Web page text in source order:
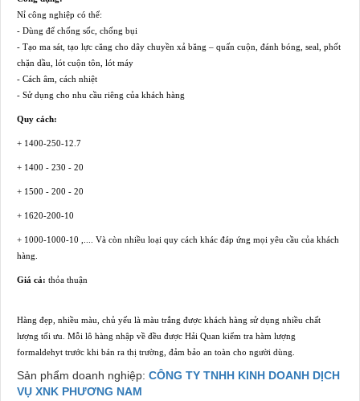
Nỉ công nghiệp có thể:
- Dùng để chống sốc, chống bụi
- Tạo ma sát, tạo lực căng cho dây chuyền xả băng – quấn cuộn, đánh bóng, seal, phốt
chặn dầu, lót cuộn tôn, lót máy
- Cách âm, cách nhiệt
- Sử dụng cho nhu cầu riêng của khách hàng
Quy cách:
+ 1400-250-12.7
+ 1400 - 230 - 20
+ 1500 - 200 - 20
+ 1620-200-10
+ 1000-1000-10 ,.... Và còn nhiều loại quy cách khác đáp ứng mọi yêu cầu của khách
hàng.
Giá cả: thỏa thuận
Hàng đẹp, nhiều màu, chủ yếu là màu trắng được khách hàng sử dụng nhiều chất
lượng tối ưu. Mỗi lô hàng nhập về đều được Hải Quan kiểm tra hàm lượng
formaldehyt trước khi bán ra thị trường, đảm bảo an toàn cho người dùng.
Sản phẩm doanh nghiệp: CÔNG TY TNHH KINH DOANH DỊCH
VỤ XNK PHƯƠNG NAM